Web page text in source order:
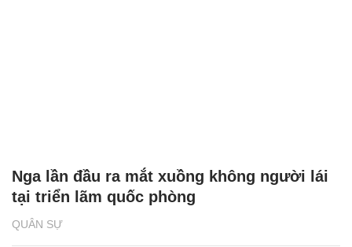
QUÂN SỰ
Nga lần đầu ra mắt xuồng không người lái
tại triển lãm quốc phòng